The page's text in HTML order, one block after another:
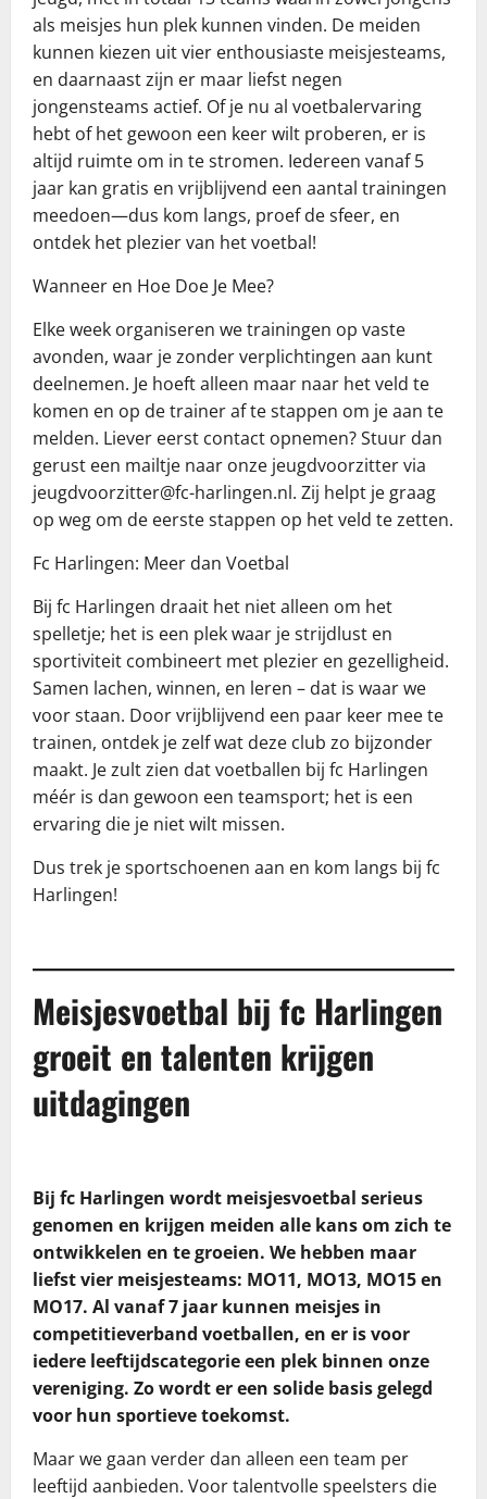
als meisjes hun plek kunnen vinden. De meiden
kunnen kiezen uit vier enthousiaste meisjesteams,
en daarnaast zijn er maar liefst negen
jongensteams actief. Of je nu al voetbalervaring
hebt of het gewoon een keer wilt proberen, er is
altijd ruimte om in te stromen. Iedereen vanaf 5
jaar kan gratis en vrijblijvend een aantal trainingen
meedoen—dus kom langs, proef de sfeer, en
ontdek het plezier van het voetbal!
Wanneer en Hoe Doe Je Mee?
Elke week organiseren we trainingen op vaste
avonden, waar je zonder verplichtingen aan kunt
deelnemen. Je hoeft alleen maar naar het veld te
komen en op de trainer af te stappen om je aan te
melden. Liever eerst contact opnemen? Stuur dan
gerust een mailtje naar onze jeugdvoorzitter via
jeugdvoorzitter@fc-harlingen.nl. Zij helpt je graag
op weg om de eerste stappen op het veld te zetten.
Fc Harlingen: Meer dan Voetbal
Bij fc Harlingen draait het niet alleen om het
spelletje; het is een plek waar je strijdlust en
sportiviteit combineert met plezier en gezelligheid.
Samen lachen, winnen, en leren – dat is waar we
voor staan. Door vrijblijvend een paar keer mee te
trainen, ontdek je zelf wat deze club zo bijzonder
maakt. Je zult zien dat voetballen bij fc Harlingen
méér is dan gewoon een teamsport; het is een
ervaring die je niet wilt missen.
Dus trek je sportschoenen aan en kom langs bij fc
Harlingen!
Meisjesvoetbal bij fc Harlingen
groeit en talenten krijgen
uitdagingen
Bij fc Harlingen wordt meisjesvoetbal serieus
genomen en krijgen meiden alle kans om zich te
ontwikkelen en te groeien. We hebben maar
liefst vier meisjesteams: MO11, MO13, MO15 en
MO17. Al vanaf 7 jaar kunnen meisjes in
competitieverband voetballen, en er is voor
iedere leeftijdscategorie een plek binnen onze
vereniging. Zo wordt er een solide basis gelegd
voor hun sportieve toekomst.
Maar we gaan verder dan alleen een team per
leeftijd aanbieden. Voor talentvolle speelsters die